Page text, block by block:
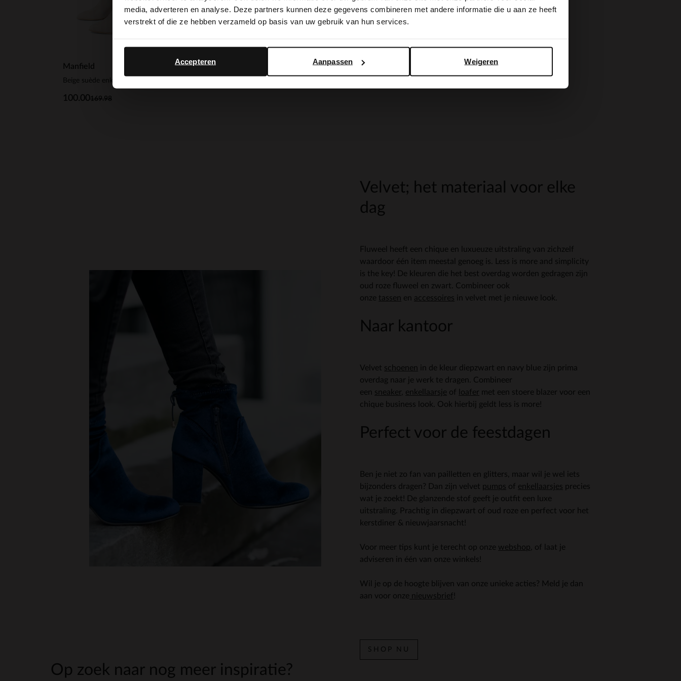
media, adverteren en analyse. Deze partners kunnen deze gegevens combineren met andere informatie die u aan ze heeft
verstrekt of die ze hebben verzameld op basis van uw gebruik van hun services.
Weigeren
Aanpassen
Accepteren
Manfield
Beige suède enkellaarsjes met hak
169.98
100.00
Velvet; het materiaal voor elke
dag
Fluweel heeft een chique en luxueuze uitstraling van zichzelf
waardoor één item meestal genoeg is. Less is more and simplicity
is the key! De kleuren die het best overdag worden gedragen zijn
oud roze fluweel en zwart. Combineer ook
onze tassen en accessoires in velvet met je nieuwe look.
Naar kantoor
Velvet schoenen in de kleur diepzwart en navy blue zijn prima
overdag naar je werk te dragen. Combineer
een sneaker enkellaarsje of loafer met een stoere blazer voor een
chique business look. Ook hierbij geldt less is more!
Perfect voor de feestdagen
Ben je niet zo fan van pailletten en glitters, maar wil je wel iets
bijzonders dragen? Dan zijn velvet pumps of enkellaarsjes precies
wat je zoekt! De glanzende stof geeft je outfit een luxe
uitstraling. Prachtig in diepzwart of oud roze en perfect voor het
kerstdiner & nieuwjaarsnacht!
Voor meer tips kunt je terecht op onze webshop , of laat je
adviseren in één van onze winkels!
Wil je op de hoogte blijven van onze unieke acties? Meld je dan
aan voor onze nieuwsbrief!
SHOP NU
Op zoek naar nog meer inspiratie?